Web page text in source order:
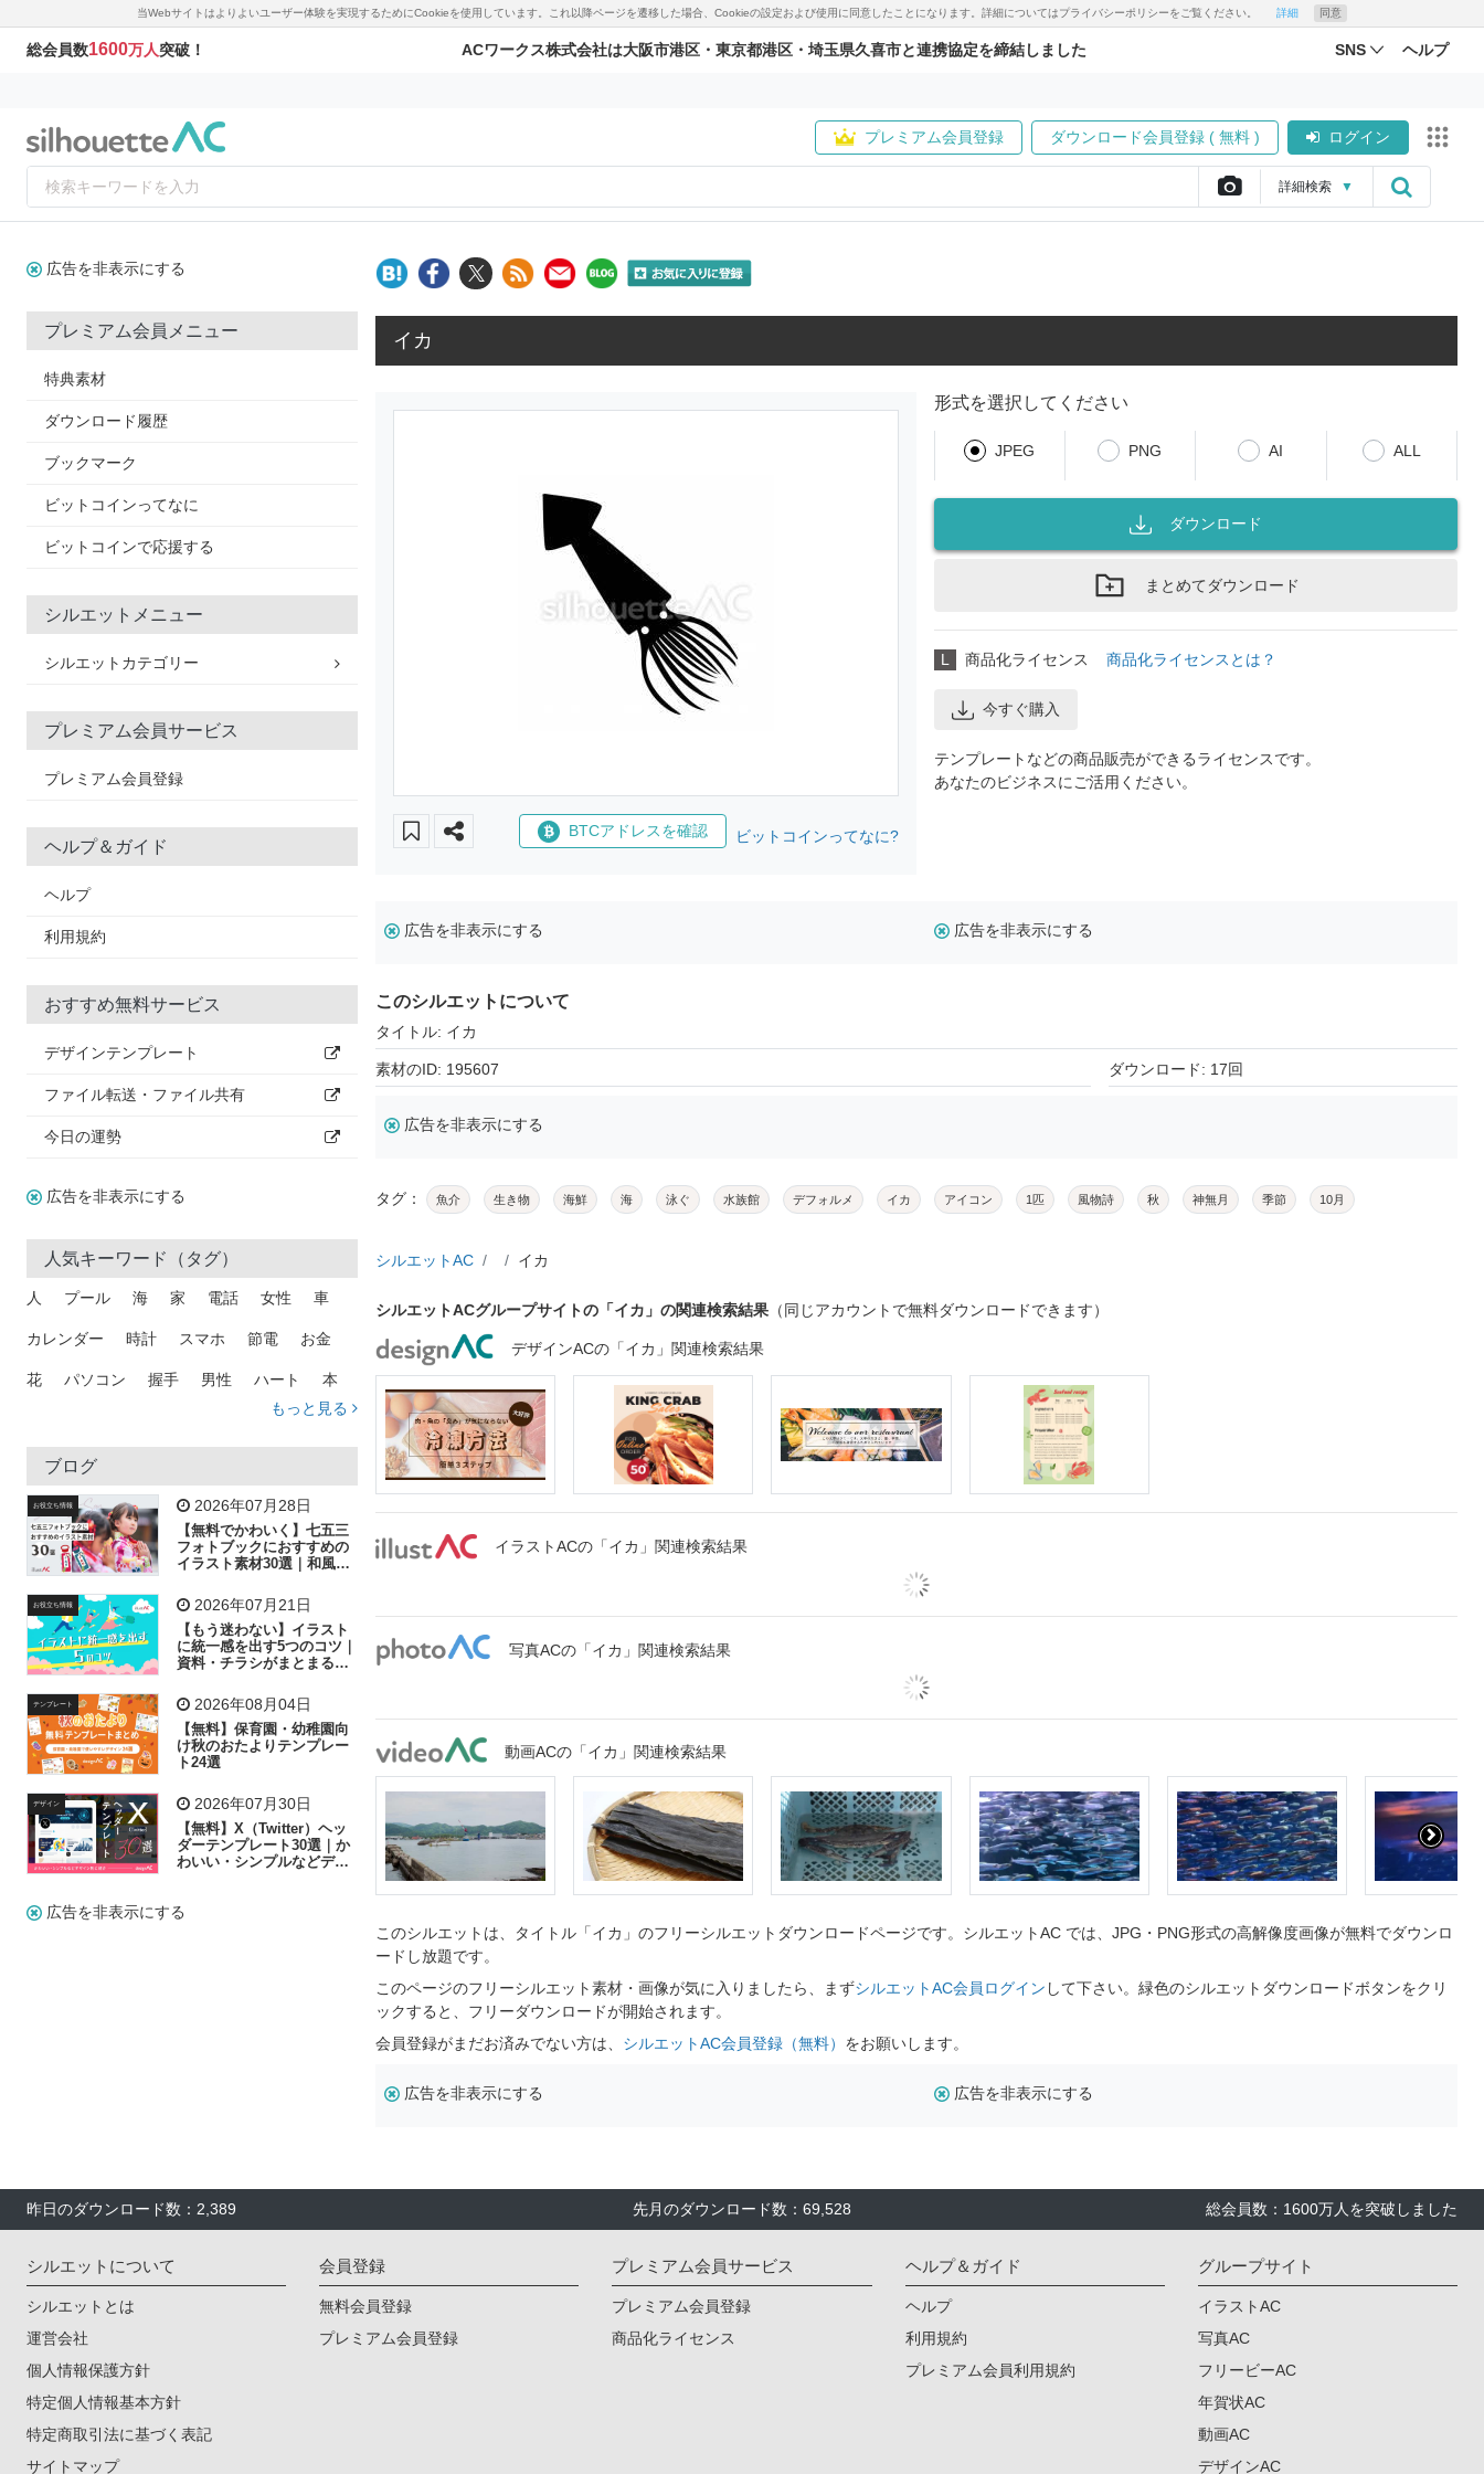
当Webサイトはよりよいユーザー体験を実現するためにCookieを使用しています。これ以降ページを遷移した場合、Cookieの設定および使用に同意したことになります。詳細についてはプライバシーポリシーをご覧ください。 詳細 同意
総会員数1600万人突破！ ACワークス株式会社は大阪市港区・東京都港区・埼玉県久喜市と連携協定を締結しました SNS ヘルプ
プレミアム会員登録 ダウンロード会員登録 ( 無料 ) ログイン
詳細検索 ▼
広告を非表示にする
プレミアム会員メニュー
特典素材
ダウンロード履歴
ブックマーク
ビットコインってなに
ビットコインで応援する
シルエットメニュー
シルエットカテゴリー
プレミアム会員サービス
プレミアム会員登録
ヘルプ＆ガイド
ヘルプ
利用規約
おすすめ無料サービス
デザインテンプレート
ファイル転送・ファイル共有
今日の運勢
広告を非表示にする
人気キーワード（タグ）
人 プール 海 家 電話 女性 車
カレンダー 時計 スマホ 節電 お金
花 パソコン 握手 男性 ハート 本
トラック 木
吹き出し
飛行機 グラフ ビル 魚 家族 書類
歩く 工場 会社 太陽 キラキラ
子供 作業員 相談 ピクトグラム
もっと見る
ブログ
お役立ち情報 2026年07月28日
【無料でかわいく】七五三
フォトブックにおすすめの
イラスト素材30選｜和風の
お役立ち情報 2026年07月21日
【もう迷わない】イラスト
に統一感を出す5つのコツ｜
資料・チラシがまとまるフ
テンプレート 2026年08月04日
【無料】保育園・幼稚園向
け秋のおたよりテンプレー
ト24選
デザイン 2026年07月30日
【無料】X（Twitter）ヘッ
ダーテンプレート30選｜か
わいい・シンプルなどデザ
広告を非表示にする
イカ
BTCアドレスを確認 ビットコインってなに?
形式を選択してください
JPEG PNG AI ALL
ダウンロード
まとめてダウンロード
L 商品化ライセンス 商品化ライセンスとは？
今すぐ購入
テンプレートなどの商品販売ができるライセンスです。
あなたのビジネスにご活用ください。
広告を非表示にする 広告を非表示にする
このシルエットについて
タイトル: イカ
素材のID: 195607 ダウンロード: 17回
広告を非表示にする
タグ： 魚介 生き物 海鮮 海 泳ぐ 水族館 デフォルメ イカ アイコン 1匹 風物詩 秋 神無月 季節 10月
シルエットAC イカ
シルエットACグループサイトの「イカ」の関連検索結果 （同じアカウントで無料ダウンロードできます）
デザインACの「イカ」関連検索結果
イラストACの「イカ」関連検索結果
写真ACの「イカ」関連検索結果
動画ACの「イカ」関連検索結果
このシルエットは、タイトル「イカ」のフリーシルエットダウンロードページです。シルエットAC では、JPG・PNG形式の高解像度画像が無料でダウンロ
ードし放題です。
このページのフリーシルエット素材・画像が気に入りましたら、まずシルエットAC会員ログイン して下さい。緑色のシルエットダウンロードボタンをクリ
ックすると、フリーダウンロードが開始されます。
会員登録がまだお済みでない方は、 シルエットAC会員登録（無料） をお願いします。
広告を非表示にする 広告を非表示にする
昨日のダウンロード数：2,389 先月のダウンロード数：69,528 総会員数：1600万人を突破しました
シルエットについて
シルエットとは
運営会社
個人情報保護方針
特定個人情報基本方針
特定商取引法に基づく表記
サイトマップ
会員登録
無料会員登録
プレミアム会員登録
プレミアム会員サービス
プレミアム会員登録
商品化ライセンス
ヘルプ＆ガイド
ヘルプ
利用規約
プレミアム会員利用規約
グループサイト
イラストAC
写真AC
フリービーAC
年賀状AC
動画AC
デザインAC